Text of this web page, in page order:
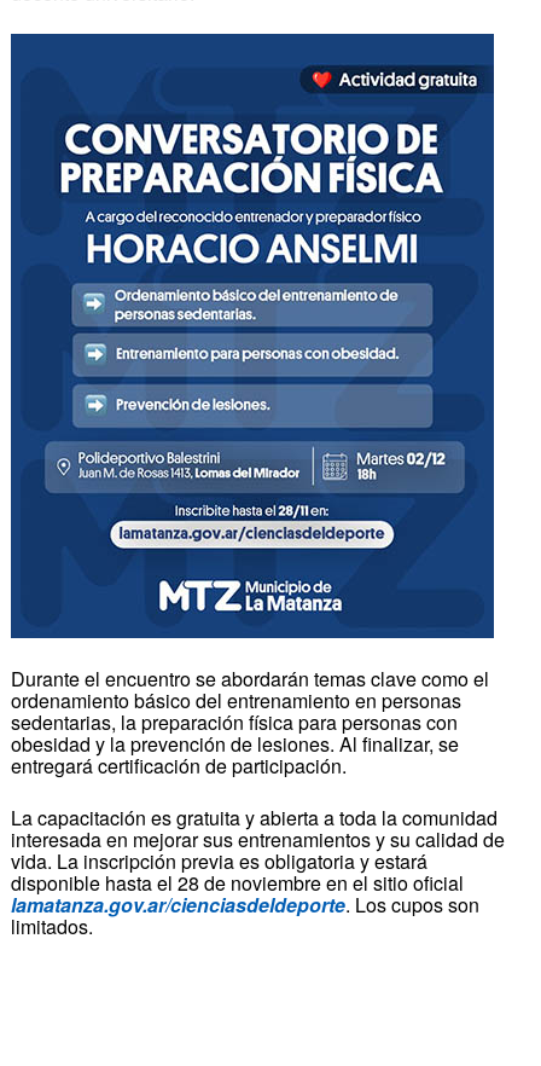
Durante el encuentro se abordarán temas clave como el
ordenamiento básico del entrenamiento en personas
sedentarias, la preparación física para personas con
obesidad y la prevención de lesiones. Al finalizar, se
entregará certificación de participación.
La capacitación es gratuita y abierta a toda la comunidad
interesada en mejorar sus entrenamientos y su calidad de
vida. La inscripción previa es obligatoria y estará
disponible hasta el 28 de noviembre en el sitio oficial
lamatanza.gov.ar/cienciasdeldeporte. Los cupos son
limitados.